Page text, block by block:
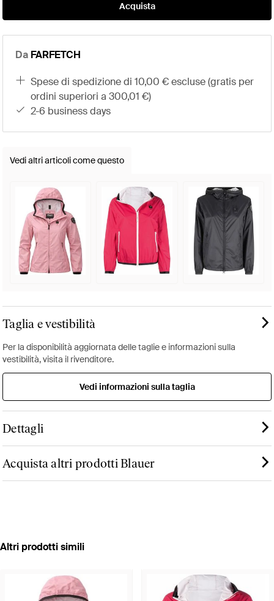
Acquista
Da FARFETCH
spese di spedizione di 10,00 € escluse (gratis per
ordini superiori a 300,01 €)
2-6 business days
Vedi altri articoli come questo
Taglia e vestibilità
Per la disponibilità aggiornata delle taglie e informazioni sulla
vestibilità, visita il rivenditore.
Vedi informazioni sulla taglia
Dettagli
Acquista altri prodotti Blauer
Altri prodotti simili